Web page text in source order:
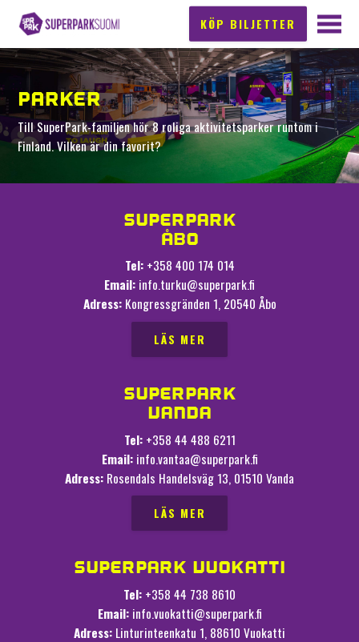
KÖP BILJETTER
PARKER
Till SuperPark-familjen hör 8 roliga aktivitetsparker runtom i
Finland. Vilken är din favorit?
SUPERPARK
ÅBO
Tel: +358 400 174 014
Email: info.turku@superpark.fi
Adress:Kongressgränden 1, 20540 Åbo
LÄS MER
SUPERPARK
VANDA
Tel: +358 44 488 6211
Email: info.vantaa@superpark.fi
Adress: Rosendals Handelsväg 13, 01510 Vanda
LÄS MER
SUPERPARK VUOKATTI
Tel: +358 44 738 8610
Email: info.vuokatti@superpark.fi
Adress: Linturinteenkatu 1, 88610 Vuokatti